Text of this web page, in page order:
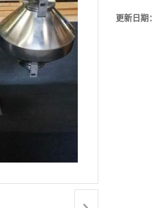
更新日期：